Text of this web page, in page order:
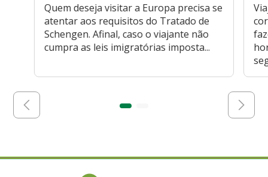
Quem deseja visitar a Europa precisa se
atentar aos requisitos do Tratado de
Schengen. Afinal, caso o viajante não
cumpra as leis imigratórias imposta...